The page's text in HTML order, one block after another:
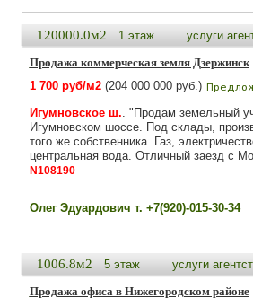
120000.0м2 1 этаж
услуги
Продажа коммерческая земля Дзержинск
1 700 руб/м2(204 000 000 руб.)
Игумновское ш.. "Продам земельный
Игумновском шоссе. Под склады,
того же собственника. Газ,
центральная вода. Отличный заезд с
N108190
Олег Эдуардович т. +7(920)-015-30-34
1006.8м2 5 этаж
услуги
Продажа офиса в Нижегородском районе